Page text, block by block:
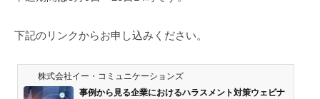
下記のリンクからお申し込みください。
株式会社イー・コミュニケーションズ
事例から見る企業におけるハラスメント対策ウェビナ